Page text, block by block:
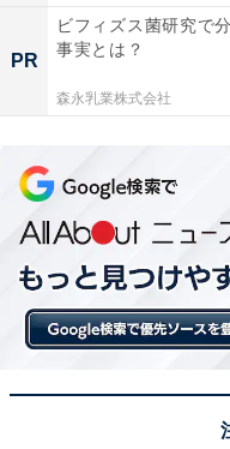
PR
ビフィズス菌研究で
事実とは？
森永乳業株式会社